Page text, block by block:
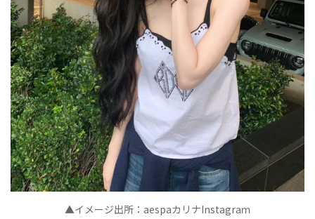
▲イメージ出所：aespaカリナInstagraｍ